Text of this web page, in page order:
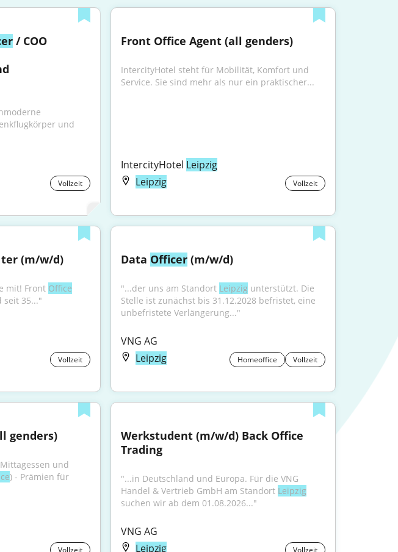
/ COO
und
Vollzeit
Front Office Agent (all genders)
IntercityHotel steht für Mobilität, Komfort und
Service. Sie sind mehr als nur ein praktischer...
IntercityHotel Leipzig
Leipzig
Vollzeit
(m/w/d)
mit! Front Office
seit 35..."
Vollzeit
Data Officer (m/w/d)
"...der uns am Standort Leipzig unterstützt. Die
Stelle ist zunächst bis 31.12.2028 befristet, eine
unbefristete Verlängerung..."
VNG AG
Leipzig
Homeoffice Vollzeit
genders)
und
) - Prämien für
Vollzeit
Werkstudent (m/w/d) Back Office
Trading
"...in Deutschland und Europa. Für die VNG
Handel & Vertrieb GmbH am Standort Leipzig
suchen wir ab dem 01.08.2026..."
VNG AG
Leipzig
Vollzeit